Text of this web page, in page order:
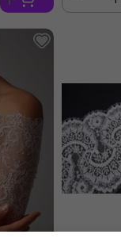
корзину